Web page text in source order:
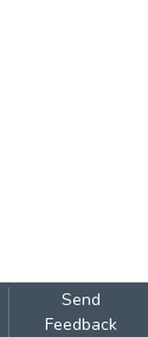
Send
Feedback